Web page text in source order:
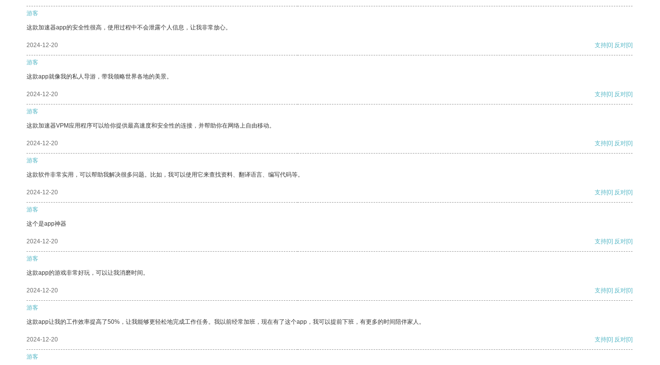
游客
这款加速器app的安全性很高，使用过程中不会泄露个人信息，让我非常放心。
2024-12-20 支持[0] 反对[0]
游客
这款app就像我的私人导游，带我领略世界各地的美景。
2024-12-20 支持[0] 反对[0]
游客
这款加速器VPM应用程序可以给你提供最高速度和安全性的连接，并帮助你在网络上自由移动。
2024-12-20 支持[0] 反对[0]
游客
这款软件非常实用，可以帮助我解决很多问题。比如，我可以使用它来查找资料、翻译语言、编写代码等。
2024-12-20 支持[0] 反对[0]
游客
这个是app神器
2024-12-20 支持[0] 反对[0]
游客
这款app的游戏非常好玩，可以让我消磨时间。
2024-12-20 支持[0] 反对[0]
游客
这款app让我的工作效率提高了50%，让我能够更轻松地完成工作任务。我以前经常加班，现在有了这个app，我可以提前下班，有更多的时间陪伴家人。
2024-12-20 支持[0] 反对[0]
游客